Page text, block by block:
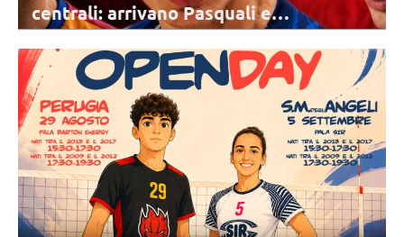
campagna abbonamenti di Brescia per
la stagione 2026/2027
dal vivo ed essere protagonisti del campionato. Le vendite partono il
10 agosto.